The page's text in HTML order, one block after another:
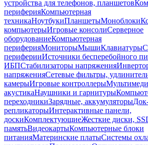
устройства для телефонов, планшетов
периферияКомпьютерная
техникаНоутбукиПланшетыМоноблоки
компьютерыИгровые консолиСерверное
оборудованиеКомпьютерная
периферияМониторыМышиКлавиатуры
периферииИсточники бесперебойного
ИБПСтабилизаторы напряжения
напряженияСетевые фильтры,
камерыИгровые контроллеры
акустикаНаушники и гарнитуры
переходникиЗарядные, аккумуляторы
репликаторыИнтерактивные панели,
доскиКомплектующиеЖесткие диски,
памятьВидеокартыКомпьютерные блоки
питанияМатеринские платыСистемы